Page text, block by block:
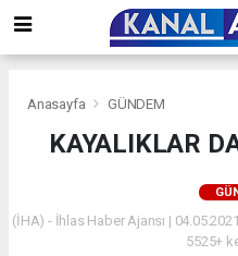
Anasayfa GÜNDEM
KAYALIKLAR
(İHA) - İhlas Haber Ajansı |
5525+